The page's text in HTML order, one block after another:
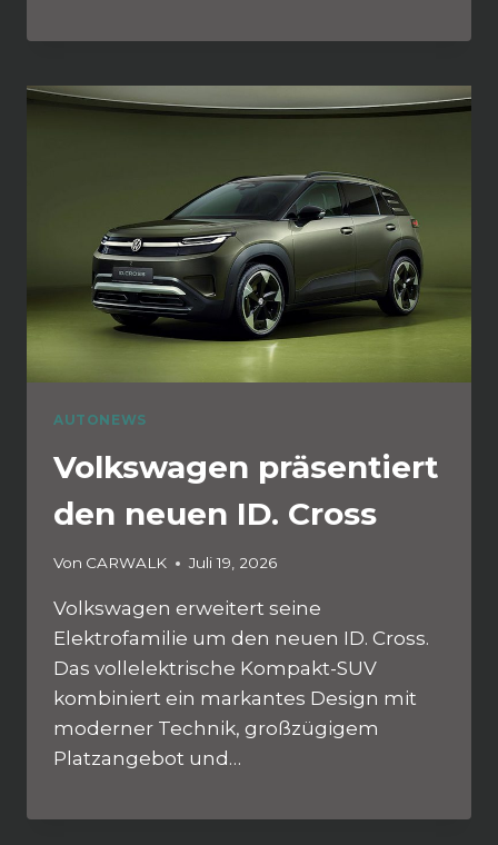
AUTONEWS
Volkswagen präsentiert
den neuen ID. Cross
Von CARWALK Juli 19, 2026
Volkswagen erweitert seine
Elektrofamilie um den neuen ID. Cross.
Das vollelektrische Kompakt-SUV
kombiniert ein markantes Design mit
moderner Technik, großzügigem
Platzangebot und…